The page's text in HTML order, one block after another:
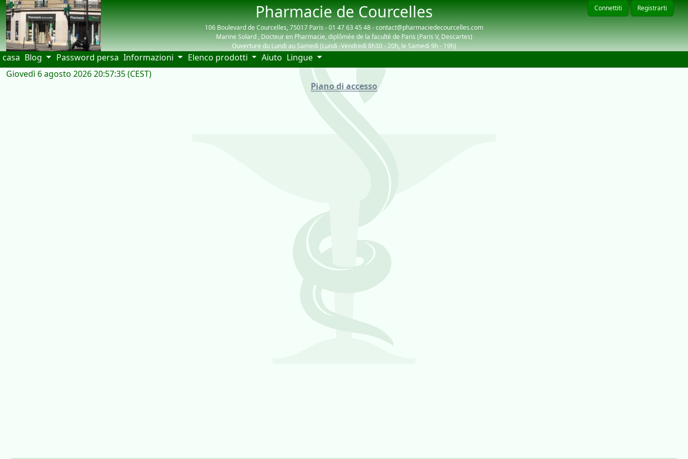
Pharmacie de Courcelles
106 Boulevard de Courcelles, 75017 Paris - 01 47 63 45 48 - contact@pharmaciedecourcelles.com
Marine Solard , Docteur en Pharmacie, diplômée de la faculté de Paris (Paris V, Descartes)
Ouverture du Lundi au Samedi (Lundi -Vendredi 8h30 - 20h, le Samedi 9h - 19h)
Connettiti Registrarti
casa(current)
Blog Password persa Informazioni Elenco prodotti Aiuto(current)
Lingue
Giovedì 6 agosto 2026 20:57:35 (CEST)
Piano di accesso